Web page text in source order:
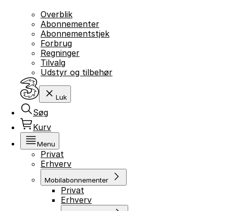
Overblik
Abonnementer
Abonnementstjek
Forbrug
Regninger
Tilvalg
Udstyr og tilbehør
Luk
Søg
Kurv
Menu
Privat
Erhverv
Mobilabonnementer
Privat
Erhverv